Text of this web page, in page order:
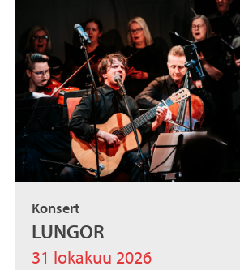
Konsert
LUNGOR
31 lokakuu 2026